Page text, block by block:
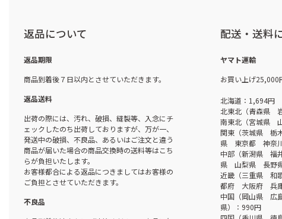
返品について
返品期限
商品到着後７日以内とさせていただきます。
返品送料
出荷の際には、汚れ、破損、縫製等、入念にチ
ェックしたのち出荷しておりますが、万が一、
発送中の破損、不良品、あるいはご注文と違う
商品が届いた場合の商品交換時の送料等はこち
らが負担いたします。
お客様都合による返品につきましてはお客様の
ご負担とさせていただきます。
不良品
配送・送料
ヤマト運輸
お買い上げ25,000
北海道：1,694円
北東北（青森県
南東北（宮城県
関東（茨城県
県 東京都 神奈
中部（新潟県
県 山梨県 長野
近畿（三重県
都府 大阪府 兵
中国（岡山県
県）：990円